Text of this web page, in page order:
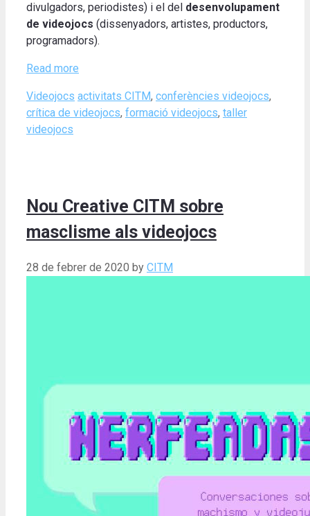
divulgadors, periodistes) i el del desenvolupament
de videojocs (dissenyadors, artistes, productors,
programadors).
Read more
Categories
Videojocs Tags
activitats CITM, conferències videojocs,
crítica de videojocs, formació videojocs, taller
videojocs
Nou Creative CITM sobre
masclisme als videojocs
28 de febrer de 2020 by CITM